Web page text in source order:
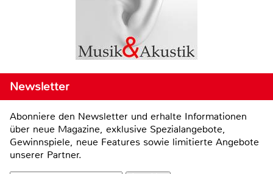
Newsletter
Abonniere den Newsletter und erhalte Informationen
über neue Magazine, exklusive Spezialangebote,
Gewinnspiele, neue Features sowie limitierte Angebote
unserer Partner.